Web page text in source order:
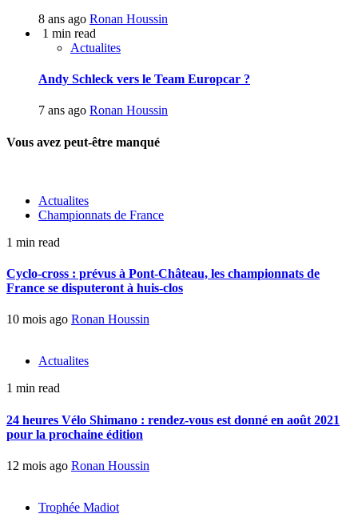
8 ans ago Ronan Houssin
1 min read
Actualites
Andy Schleck vers le Team Europcar ?
7 ans ago Ronan Houssin
Vous avez peut-être manqué
Actualites
Championnats de France
1 min read
Cyclo-cross : prévus à Pont-Château, les championnats de
France se disputeront à huis-clos
10 mois ago Ronan Houssin
Actualites
1 min read
24 heures Vélo Shimano : rendez-vous est donné en août 2021
pour la prochaine édition
12 mois ago Ronan Houssin
Trophée Madiot